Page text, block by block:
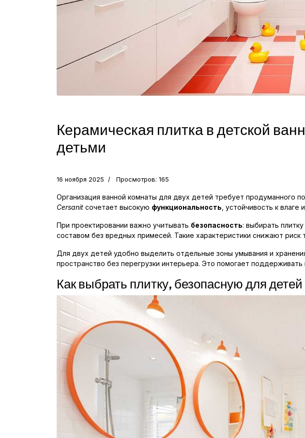
Керамическая плитка в детской
детьми
16 ноября 2025 Просмотров: 165
Организация ванной комнаты для двух детей требует продуманного
Cersanit сочетает высокую функциональность , устойчивость к
При проектировании важно учитывать безопасность: выбирать
составом без вредных примесей. Такие характеристики снижают
Для двух детей удобно выделить отдельные зоны умывания и
пространство без перегрузки интерьера. Это помогает
Как выбрать плитку, безопасную для детей